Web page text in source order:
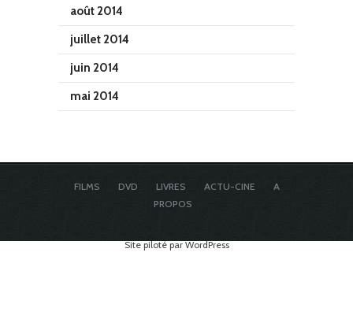
août 2014
juillet 2014
juin 2014
mai 2014
FILMS DVD LIVRES ACTU-CINE
A
PROPOS
Site piloté par WordPress